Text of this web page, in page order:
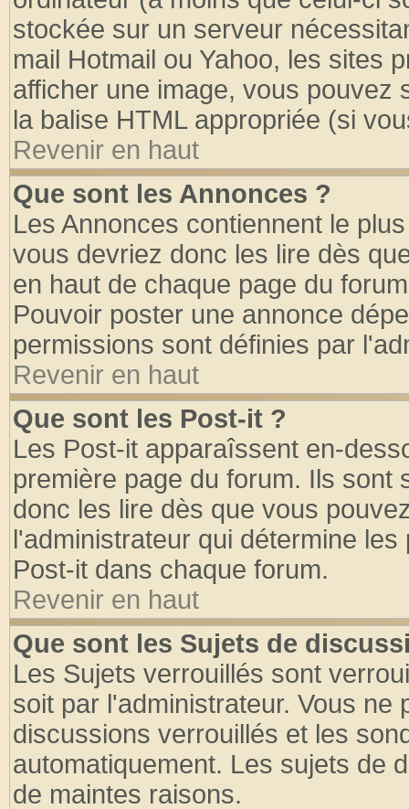
stockée sur un serveur
mail Hotmail ou Yahoo, les sites
afficher une image, vous pouvez
la balise HTML appropriée (si
Revenir en haut
Que sont les Annonces ?
Les Annonces contiennent le
vous devriez donc les lire dès
en haut de chaque page du
Pouvoir poster une annonce
permissions sont définies par
Revenir en haut
Que sont les Post-it ?
Les Post-it apparaîssent en-
première page du forum. Ils
donc les lire dès que vous
l'administrateur qui détermine
Post-it dans chaque forum.
Revenir en haut
Que sont les Sujets de
Les Sujets verrouillés sont
soit par l'administrateur. Vous
discussions verrouillés et les
automatiquement. Les sujets de
de maintes raisons.